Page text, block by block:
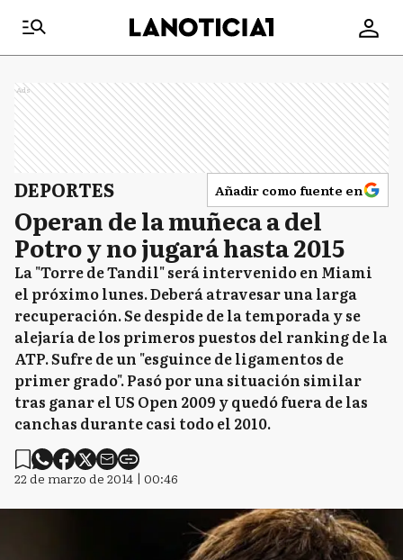
Ads
DEPORTES Añadir como fuente en
Operan de la muñeca a del
Potro y no jugará hasta 2015
La "Torre de Tandil" será intervenido en Miami
el próximo lunes. Deberá atravesar una larga
recuperación. Se despide de la temporada y se
alejaría de los primeros puestos del ranking de la
ATP. Sufre de un "esguince de ligamentos de
primer grado". Pasó por una situación similar
tras ganar el US Open 2009 y quedó fuera de las
canchas durante casi todo el 2010.
22 de marzo de 2014 | 00:46